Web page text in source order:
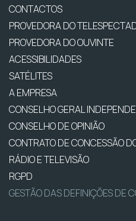
CONTACTOS
PROVEDORA DO
PROVEDORA DO OUVINTE
ACESSIBILIDADES
SATÉLITES
A EMPRESA
CONSELHO GERAL
CONSELHO DE OPINIÃO
CONTRATO DE CONCESSÃO
RÁDIO E TELEVISÃO
RGPD
GESTÃO DAS DEFINIÇÕES DE